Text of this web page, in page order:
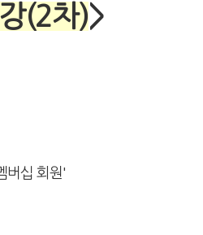
(2차)>
십 회원'